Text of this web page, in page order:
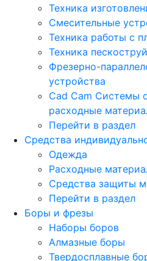
Техника
Смесительные
Техника работы с
Техника
Фрезерно-
устройства
Cad Cam Системы
расходные
Перейти в раздел
Средства
Одежда
Расходные
Средства защиты
Перейти в раздел
Боры и фрезы
Наборы боров
Алмазные боры
Твердосплавные